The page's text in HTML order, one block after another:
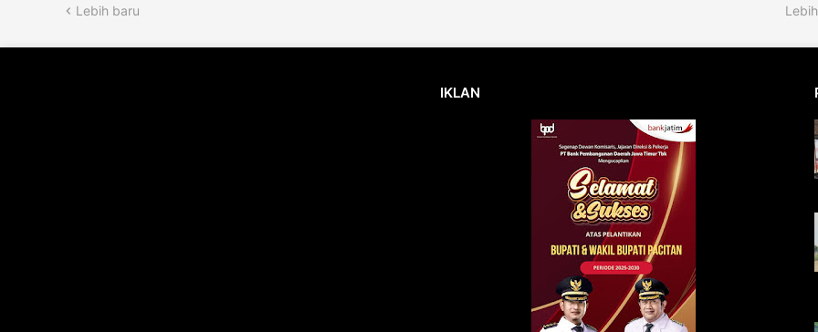
Lebih baru
IKLAN